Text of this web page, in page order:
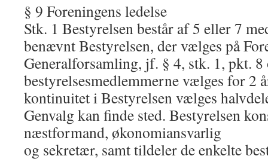
§ 9 Foreningens ledelse
Stk. 1 Bestyrelsen består af 5 eller 7
benævnt Bestyrelsen, der vælges på
Generalforsamling, jf. § 4, stk. 1, pkt. 8
bestyrelsesmedlemmerne vælges for 2
kontinuitet i Bestyrelsen vælges
Genvalg kan finde sted. Bestyrelsen
næstformand, økonomiansvarlig
og sekretær, samt tildeler de enkelte